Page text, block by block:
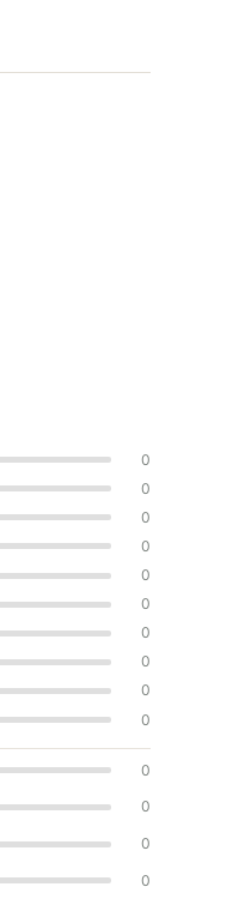
0
0
0
0
0
0
0
0
0
0
0
0
0
0